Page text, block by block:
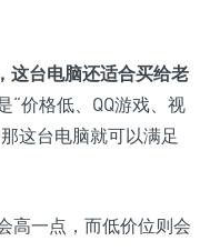
这台电脑还适合买给老
“价格低、QQ游戏、视
这台电脑就可以满足
高一点，而低价位则会